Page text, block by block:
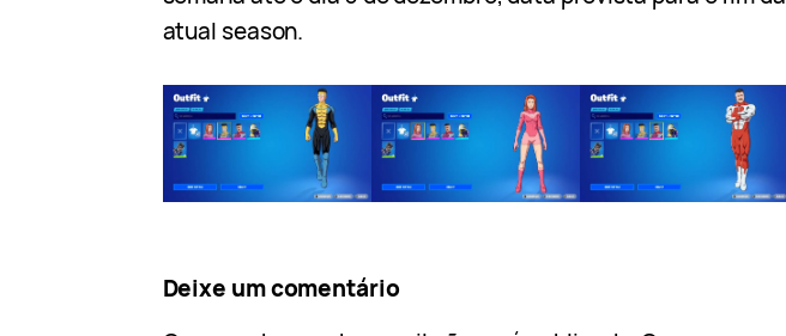
atual season.
Deixe um comentário